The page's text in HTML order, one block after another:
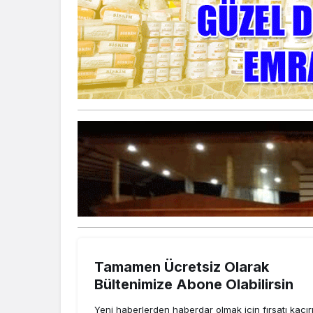
Tamamen Ücretsiz Olarak
Bültenimize Abone Olabilirsin
Yeni haberlerden haberdar olmak için fırsatı